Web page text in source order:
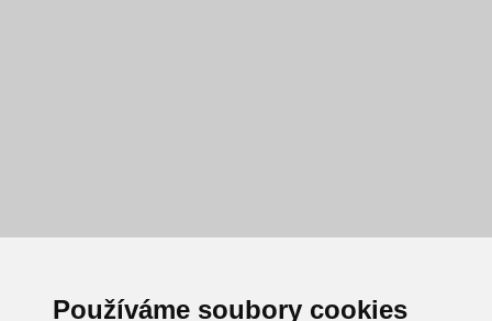
Používáme soubory cookies